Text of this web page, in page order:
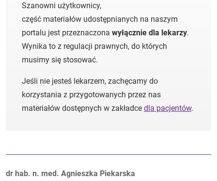
Szanowni użytkownicy,
część materiałów udostępnianych na naszym
portalu jest przeznaczona wyłącznie dla lekarzy.
Wynika to z regulacji prawnych, do których
musimy się stosować.
Jeśli nie jesteś lekarzem, zachęcamy do
korzystania z przygotowanych przez nas
materiałów dostępnych w zakładce dla pacjentów.
Autorzy:
dr hab. n. med. Agnieszka Piekarska